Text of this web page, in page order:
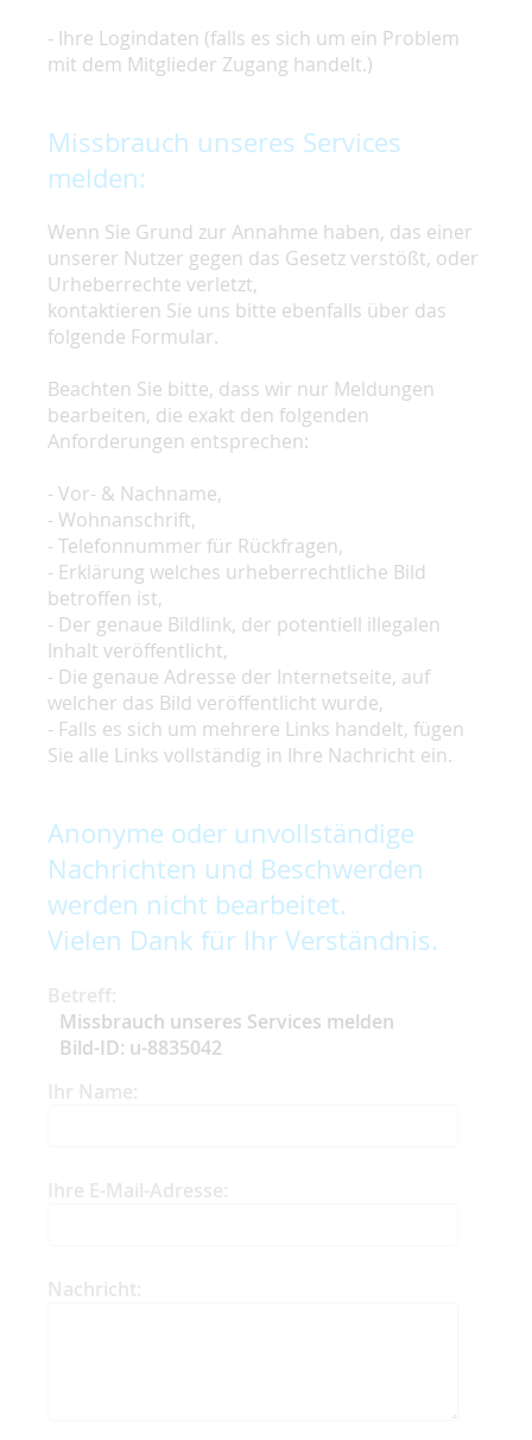
- Ihre Logindaten (falls es sich um ein Problem
mit dem Mitglieder Zugang handelt.)
Missbrauch unseres Services
melden:
Wenn Sie Grund zur Annahme haben, das einer
unserer Nutzer gegen das Gesetz verstößt, oder
Urheberrechte verletzt,
kontaktieren Sie uns bitte ebenfalls über das
folgende Formular.
Beachten Sie bitte, dass wir nur Meldungen
bearbeiten, die exakt den folgenden
Anforderungen entsprechen:
- Vor- & Nachname,
- Wohnanschrift,
- Telefonnummer für Rückfragen,
- Erklärung welches urheberrechtliche Bild
betroffen ist,
- Der genaue Bildlink, der potentiell illegalen
Inhalt veröffentlicht,
- Die genaue Adresse der Internetseite, auf
welcher das Bild veröffentlicht wurde,
- Falls es sich um mehrere Links handelt, fügen
Sie alle Links vollständig in Ihre Nachricht ein.
Anonyme oder unvollständige
Nachrichten und Beschwerden
werden nicht bearbeitet.
Vielen Dank für Ihr Verständnis.
Betreff:
Missbrauch unseres Services melden
Bild-ID: u-8835042
Ihr Name:
Ihre E-Mail-Adresse:
Nachricht: